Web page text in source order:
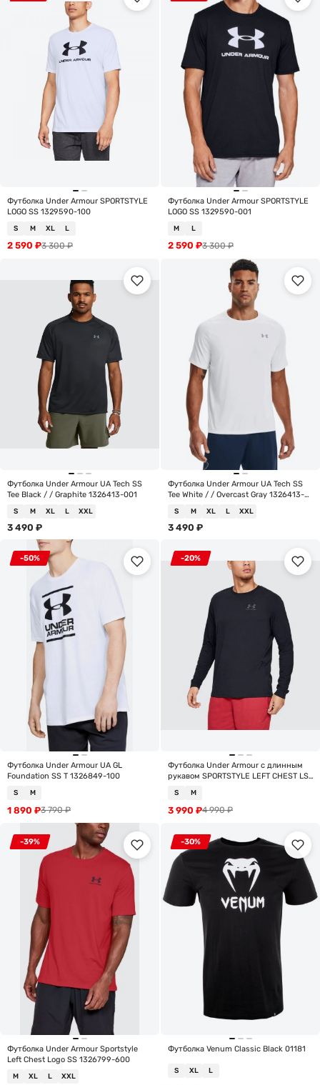
Футболка Under Armour SPORTSTYLE
LOGO SS 1329590-100
S M XL L
3 300₽
2 590 ₽
Футболка Under Armour SPORTSTYLE
LOGO SS 1329590-001
M L
3 300₽
2 590 ₽
Футболка Under Armour UA Tech SS
Tee Black / / Graphite 1326413-001
S M XL L XXL
3 490 ₽
Футболка Under Armour UA Tech SS
Tee White / / Overcast Gray 1326413-
S M XL L XXL
3 490 ₽
-50%
Футболка Under Armour UA GL
Foundation SS T 1326849-100
S M
3 790₽
1 890 ₽
-20%
Футболка Under Armour с длинным
рукавом SPORTSTYLE LEFT CHEST LS
S M
4 990₽
3 990 ₽
-39%
Футболка Under Armour Sportstyle
Left Chest Logo SS 1326799-600
M XL L XXL
-30%
Футболка Venum Classic Black 01181
S XL L